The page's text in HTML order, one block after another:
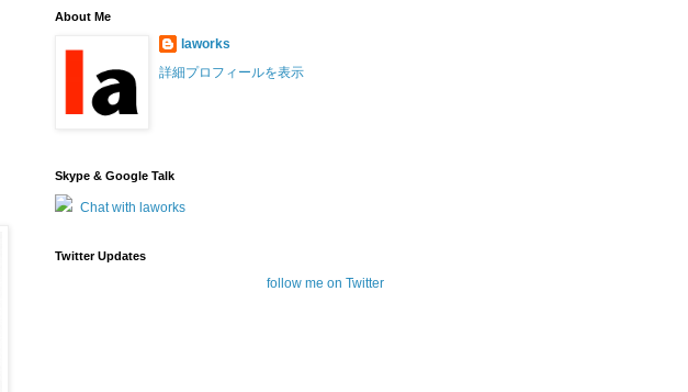
About Me
laworks
詳細プロフィールを表示
Skype & Google Talk
Chat with laworks
Twitter Updates
follow me on Twitter